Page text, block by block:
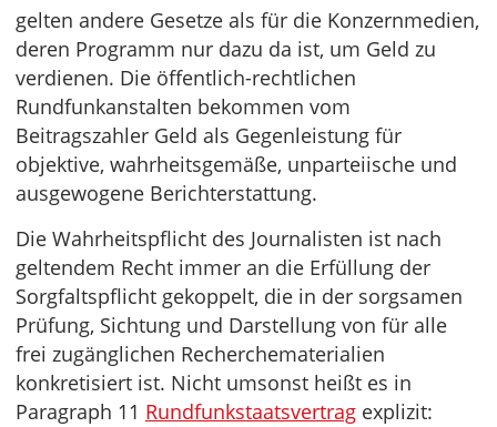
gelten andere Gesetze als für die Konzernmedien,
deren Programm nur dazu da ist, um Geld zu
verdienen. Die öffentlich-rechtlichen
Rundfunkanstalten bekommen vom
Beitragszahler Geld als Gegenleistung für
objektive, wahrheitsgemäße, unparteiische und
ausgewogene Berichterstattung.
Die Wahrheitspflicht des Journalisten ist nach
geltendem Recht immer an die Erfüllung der
Sorgfaltspflicht gekoppelt, die in der sorgsamen
Prüfung, Sichtung und Darstellung von für alle
frei zugänglichen Recherchematerialien
konkretisiert ist. Nicht umsonst heißt es in
Paragraph 11 Rundfunkstaatsvertrag explizit: